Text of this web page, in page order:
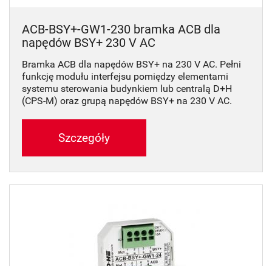
ACB-BSY+-GW1-230 bramka ACB dla
napędów BSY+ 230 V AC
Bramka ACB dla napędów BSY+ na 230 V AC. Pełni
funkcję modułu interfejsu pomiędzy elementami
systemu sterowania budynkiem lub centralą D+H
(CPS-M) oraz grupą napędów BSY+ na 230 V AC.
Szczegóły